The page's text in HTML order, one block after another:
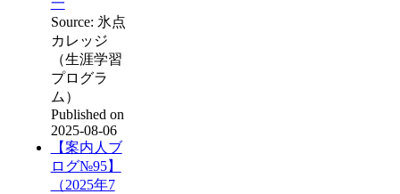
Source: 氷点
カレッジ
（生涯学習
プログラ
ム）
Published on
2025-08-06
【案内人ブ
ログ№95】
（2025年7